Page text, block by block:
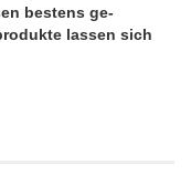
bestens ge-
lassen sich